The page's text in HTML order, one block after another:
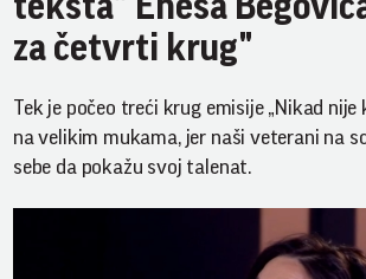
za četvrti krug"
Tek je počeo treći krug emisije „Nikad nije
na velikim mukama, jer naši veterani na
sebe da pokažu svoj talenat.